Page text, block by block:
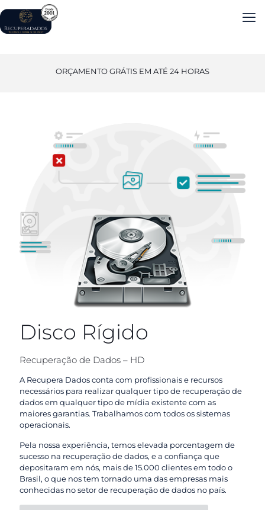
ORÇAMENTO GRÁTIS EM ATÉ 24 HORAS
Disco Rígido
Recuperação de Dados – HD
A Recupera Dados conta com profissionais e recursos
necessários para realizar qualquer tipo de recuperação de
dados em qualquer tipo de mídia existente com as
maiores garantias. Trabalhamos com todos os sistemas
operacionais.
Pela nossa experiência, temos elevada porcentagem de
sucesso na recuperação de dados, e a confiança que
depositaram em nós, mais de 15.000 clientes em todo o
Brasil, o que nos tem tornado uma das empresas mais
conhecidas no setor de recuperação de dados no país.